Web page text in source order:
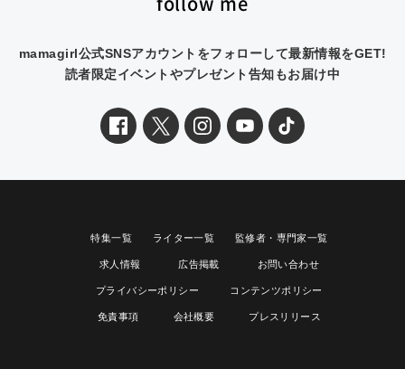
follow me
mamagirl公式SNSアカウントをフォローして最新情報をGET!
読者限定イベントやプレゼント告知もお届け中
特集一覧 ライター一覧 監修者・専門家一覧
求人情報 広告掲載 お問い合わせ
プライバシーポリシー コンテンツポリシー
免責事項 会社概要 プレスリリース